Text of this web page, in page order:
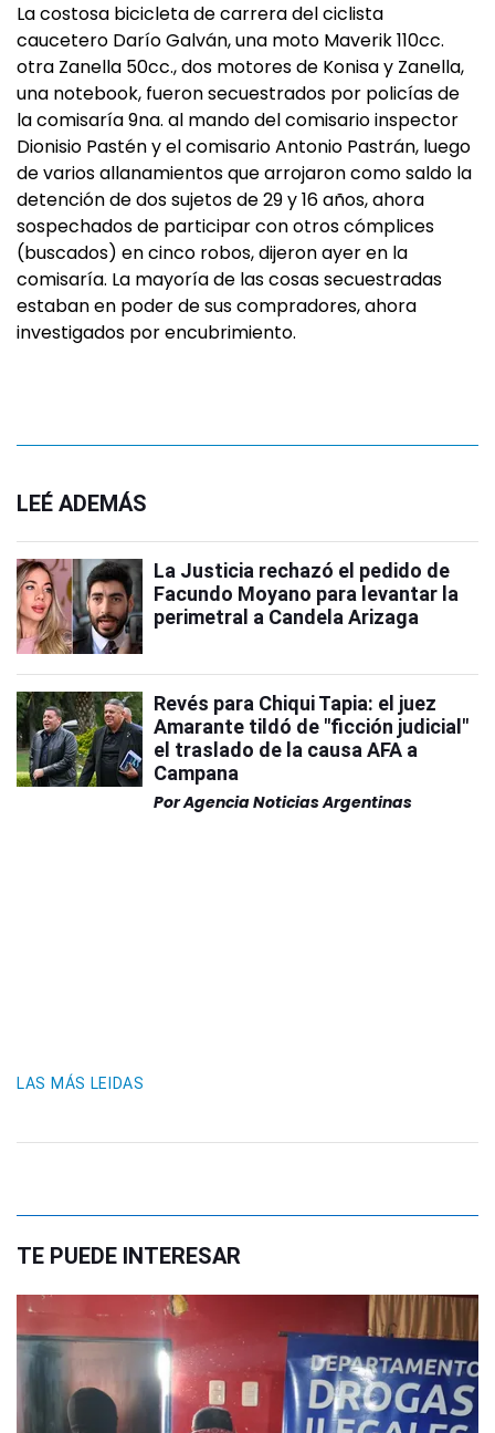
La costosa bicicleta de carrera del ciclista
caucetero Darío Galván, una moto Maverik 110cc.
otra Zanella 50cc., dos motores de Konisa y Zanella,
una notebook, fueron secuestrados por policías de
la comisaría 9na. al mando del comisario inspector
Dionisio Pastén y el comisario Antonio Pastrán, luego
de varios allanamientos que arrojaron como saldo la
detención de dos sujetos de 29 y 16 años, ahora
sospechados de participar con otros cómplices
(buscados) en cinco robos, dijeron ayer en la
comisaría. La mayoría de las cosas secuestradas
estaban en poder de sus compradores, ahora
investigados por encubrimiento.
LEÉ ADEMÁS
La Justicia rechazó el pedido de
Facundo Moyano para levantar la
perimetral a Candela Arizaga
Revés para Chiqui Tapia: el juez
Amarante tildó de "ficción judicial"
el traslado de la causa AFA a
Campana
PorAgencia Noticias Argentinas
LAS MÁS LEIDAS
TE PUEDE INTERESAR